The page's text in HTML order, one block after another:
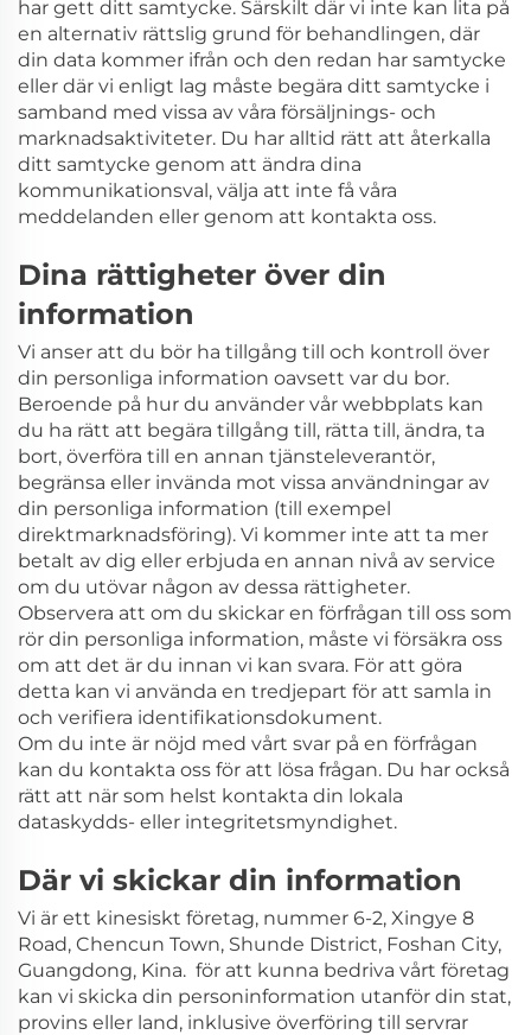
har gett ditt samtycke. Särskilt där vi inte kan lita på
en alternativ rättslig grund för behandlingen, där
din data kommer ifrån och den redan har samtycke
eller där vi enligt lag måste begära ditt samtycke i
samband med vissa av våra försäljnings- och
marknadsaktiviteter. Du har alltid rätt att återkalla
ditt samtycke genom att ändra dina
kommunikationsval, välja att inte få våra
meddelanden eller genom att kontakta oss.
Dina rättigheter över din
information
Vi anser att du bör ha tillgång till och kontroll över
din personliga information oavsett var du bor.
Beroende på hur du använder vår webbplats kan
du ha rätt att begära tillgång till, rätta till, ändra, ta
bort, överföra till en annan tjänsteleverantör,
begränsa eller invända mot vissa användningar av
din personliga information (till exempel
direktmarknadsföring). Vi kommer inte att ta mer
betalt av dig eller erbjuda en annan nivå av service
om du utövar någon av dessa rättigheter.
Observera att om du skickar en förfrågan till oss som
rör din personliga information, måste vi försäkra oss
om att det är du innan vi kan svara. För att göra
detta kan vi använda en tredjepart för att samla in
och verifiera identifikationsdokument.
Om du inte är nöjd med vårt svar på en förfrågan
kan du kontakta oss för att lösa frågan. Du har också
rätt att när som helst kontakta din lokala
dataskydds- eller integritetsmyndighet.
Där vi skickar din information
Vi är ett kinesiskt företag, nummer 6-2, Xingye 8
Road, Chencun Town, Shunde District, Foshan City,
Guangdong, Kina. för att kunna bedriva vårt företag
kan vi skicka din personinformation utanför din stat,
provins eller land, inklusive överföring till servrar